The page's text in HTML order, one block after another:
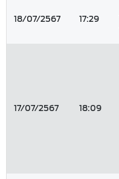
18/07/2567 17:29
17/07/2567 18:09